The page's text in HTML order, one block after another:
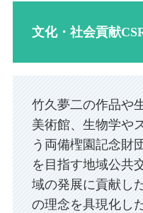
文化・社会貢献
竹久夢二の作品や
美術館、生物学や
う両備檉園記念財
を目指す地域公共
域の発展に貢献し
の理念を具現化し